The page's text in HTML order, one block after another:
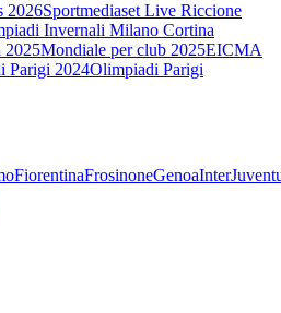
2026Sportmediaset Live Riccione
Invernali Milano Cortina
2025Mondiale per club 2025EICMA
Parigi 2024Olimpiadi Parigi
FiorentinaFrosinoneGenoaInter